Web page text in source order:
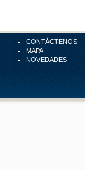
CONTÁCTENOS
MAPA
NOVEDADES